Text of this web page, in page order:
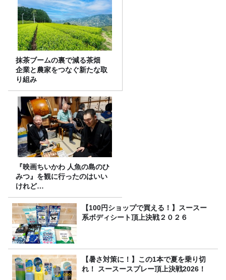
抹茶ブームの裏で減る茶畑
企業と農家をつなぐ新たな取
り組み
『映画ちいかわ 人魚の島のひ
みつ』を観に行ったのはいい
けれど…
【100円ショップで買える！】スースー
系ボディシート頂上決戦２０２６
【暑さ対策に！】この1本で夏を乗り切
れ！ スースースプレー頂上決戦2026！